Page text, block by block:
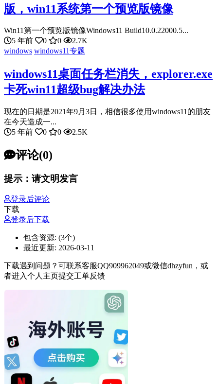
版，win11系统第一个预览版镜像
Win11第一个预览版镜像Windows11 Build10.0.22000.5...
5 年前
0 0
2.7K
windows windows11专题
windows11桌面任务栏消失，explorer.exe
卡死win11超级bug解决办法
现在的日期是2021年9月3日，相信很多使用windows11的朋友
在今天造成一...
5 年前
0 0 2.5K
评论(0)
提示：请文明发言
登录后评论
下载
登录后下载
包含资源: (3个)
最近更新: 2026-03-11
下载遇到问题？可联系客服QQ909962049或微信dhzyfun，或
者进入个人主页提交工单反馈